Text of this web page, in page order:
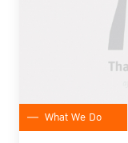
What We Do